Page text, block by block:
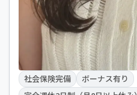
社会保険完備
ボーナス有り